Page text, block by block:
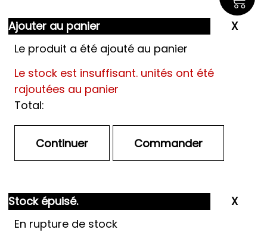
Ajouter au panier
Le produit a été ajouté au panier
Le stock est insuffisant. unités ont été
rajoutées au panier
Total:
Stock épuisé.
En rupture de stock